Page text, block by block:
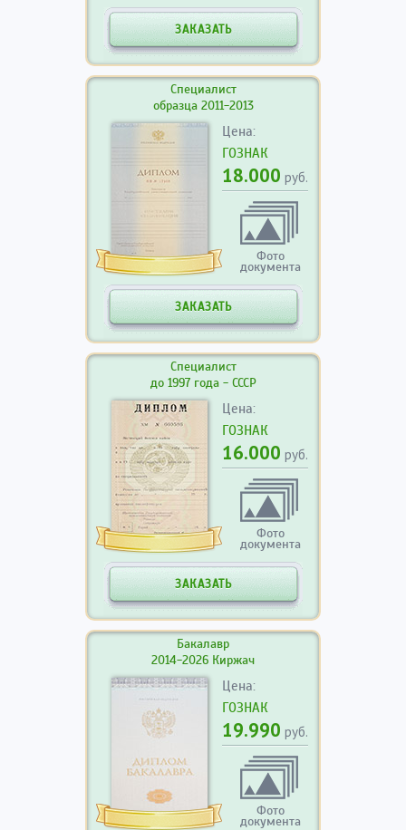
ЗАКАЗАТЬ
Специалист
образца 2011-2013
Цена:
ГОЗНАК
18.000 руб.
Фото
документа
ЗАКАЗАТЬ
Специалист
до 1997 года - СССР
Цена:
ГОЗНАК
16.000 руб.
Фото
документа
ЗАКАЗАТЬ
Бакалавр
2014-2026 Киржач
Цена:
ГОЗНАК
19.990 руб.
Фото
документа